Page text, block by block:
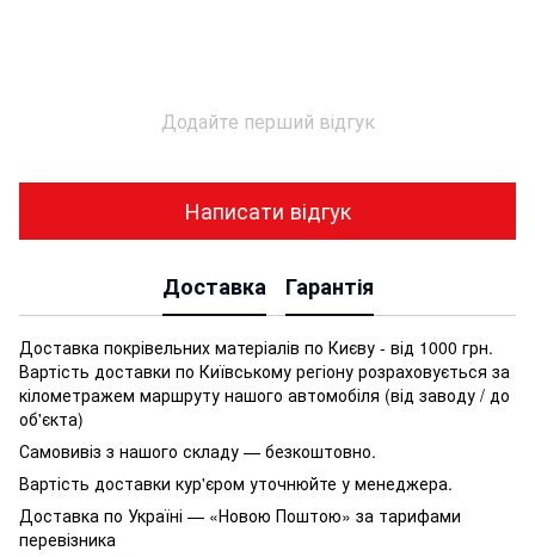
Додайте перший відгук
Написати відгук
Доставка Гарантія
Доставка покрівельних матеріалів по Києву - від 1000 грн.
Вартість доставки по Київському регіону розраховується за
кілометражем маршруту нашого автомобіля (від заводу / до
об'єкта)
Самовивіз з нашого складу — безкоштовно.
Вартість доставки кур'єром уточнюйте у менеджера.
Доставка по Україні — «Новою Поштою» за тарифами
перевізника